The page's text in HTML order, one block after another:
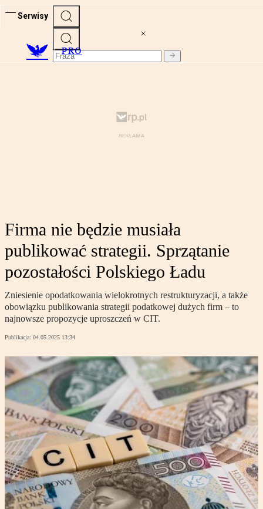
Serwisy
PRO
Firma nie będzie musiała
publikować strategii. Sprzątanie
pozostałości Polskiego Ładu
Zniesienie opodatkowania wielokrotnych restrukturyzacji, a także
obowiązku publikowania strategii podatkowej dużych firm – to
najnowsze propozycje uproszczeń w CIT.
Publikacja: 04.05.2025 13:34